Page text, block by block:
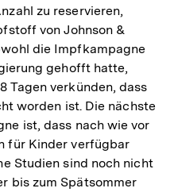
zu reservieren,
von Johnson &
die Impfkampagne
gehofft hatte,
Tagen verkünden, dass
worden ist. Die nächste
ist, dass nach wie vor
für Kinder verfügbar
Studien sind noch nicht
bis zum Spätsommer